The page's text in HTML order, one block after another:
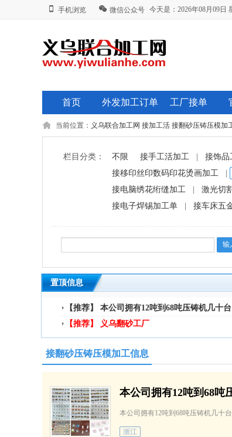
手机浏览 微信公众号 今天是：2026年08月09日
首页 外发加工订单 工厂接单
当前位置： 义乌联合加工网 接加工活 接翻砂压铸压模加
栏目分类： 不限 接手工活加工 接饰品
接移印丝印数码印花烫画加工
接电脑绣花绗缝加工
激光切
接电子焊锡加工单
接车床五
置顶信息
【推荐】 本公司拥有12吨到68吨压铸机几十台
【推荐】 义乌翻砂工厂
接翻砂压铸压模加工信息
本公司拥有12吨到68吨
浙江